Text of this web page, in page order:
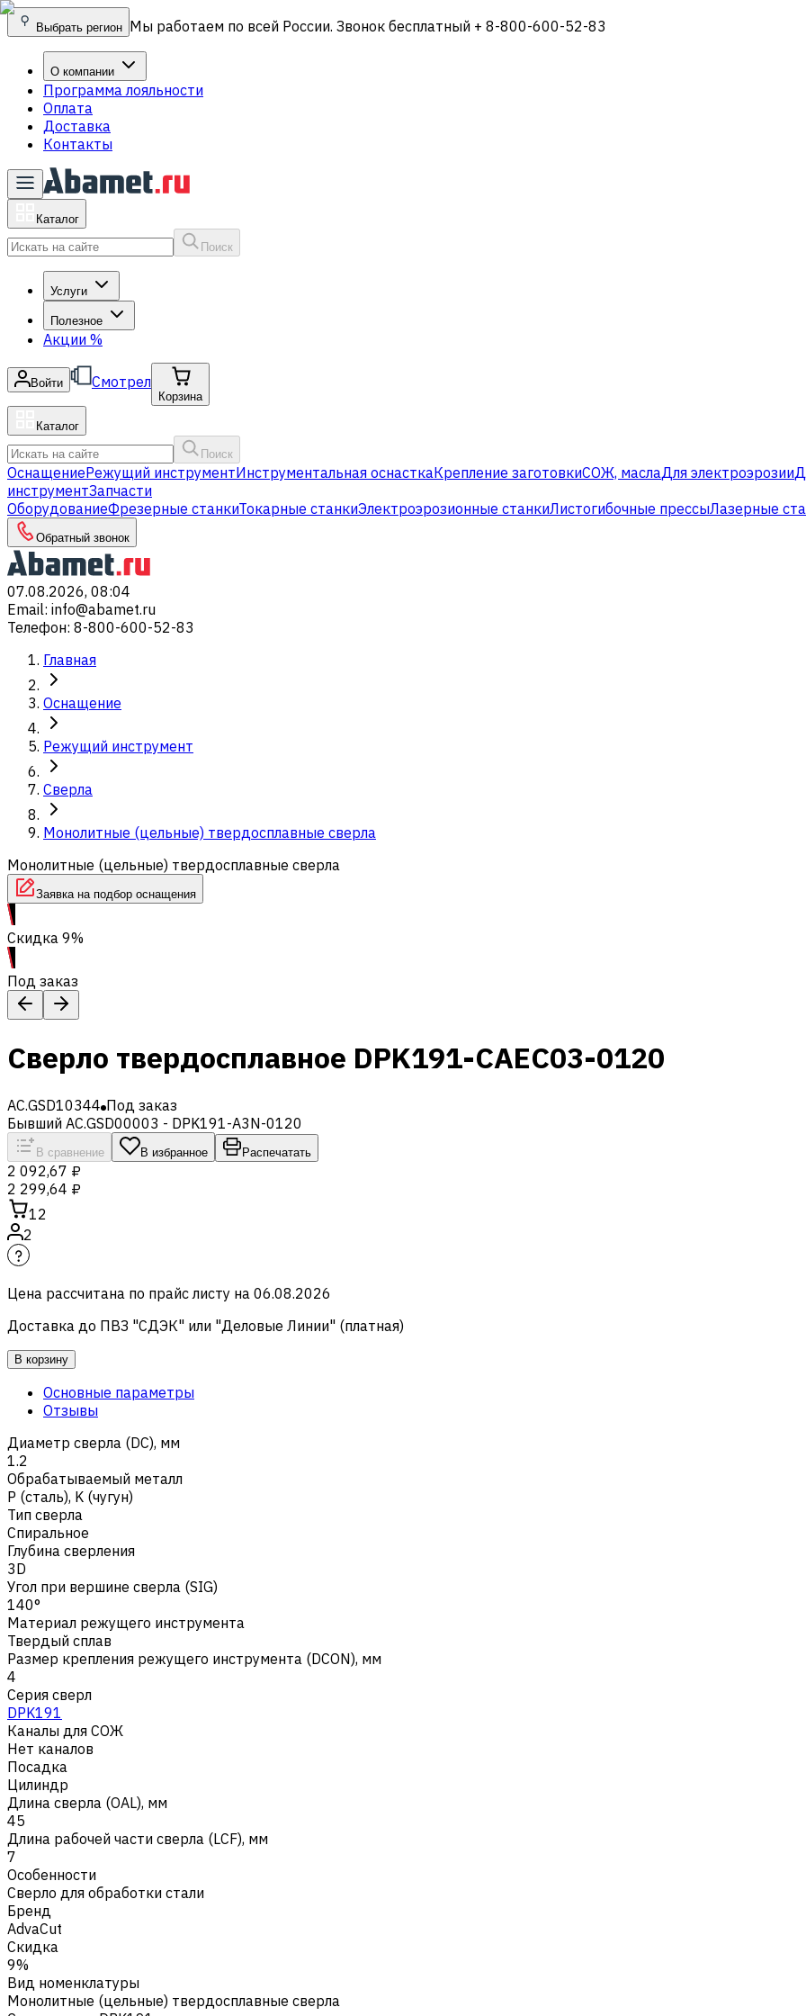
Выбрать регион Мы работаем по всей России. Звонок бесплатный + 8-800-600-52-83
О компании
Программа лояльности
Оплата
Доставка
Контакты
Каталог
Поиск
Услуги
Полезное
Акции %
Войти Смотрел
Корзина
Каталог
Поиск
ОснащениеРежущий инструментИнструментальная оснасткаКрепление заготовкиСОЖ, маслаДля электроэрозии
инструментЗапчасти
ОборудованиеФрезерные станкиТокарные станкиЭлектроэрозионные станкиЛистогибочные прессыЛазерные
Обратный звонок
07.08.2026, 08:04
Email: info@abamet.ru
Телефон: 8-800-600-52-83
Главная
Оснащение
Режущий инструмент
Сверла
Монолитные (цельные) твердосплавные сверла
Монолитные (цельные) твердосплавные сверла
Заявка на подбор оснащения
Скидка 9%
Под заказ
Сверло твердосплавное DPK191-CAEC03-0120
AC.GSD10344 Под заказ
Бывший AC.GSD00003 - DPK191-A3N-0120
В сравнение В избранное Распечатать
2 092,67 ₽
2 299,64 ₽
12
2
Цена рассчитана по прайс листу на 06.08.2026
Доставка до ПВЗ "СДЭК" или "Деловые Линии" (платная)
В корзину
Основные параметры
Отзывы
Диаметр сверла (DC), мм
1.2
Обрабатываемый металл
Р (сталь), K (чугун)
Тип сверла
Спиральное
Глубина сверления
3D
Угол при вершине сверла (SIG)
140°
Материал режущего инструмента
Твердый сплав
Размер крепления режущего инструмента (DCON), мм
4
Серия сверл
DPK191
Каналы для СОЖ
Нет каналов
Посадка
Цилиндр
Длина сверла (OAL), мм
45
Длина рабочей части сверла (LCF), мм
7
Особенности
Сверло для обработки стали
Бренд
AdvaCut
Скидка
9%
Вид номенклатуры
Монолитные (цельные) твердосплавные сверла